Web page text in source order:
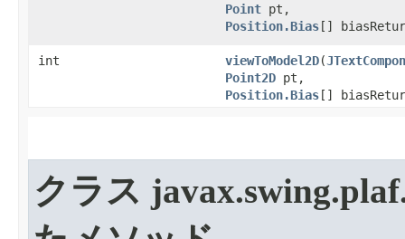
Point pt,
Position.Bias []
int viewToModel2D​(
Point2D pt,
Position.Bias []
クラス